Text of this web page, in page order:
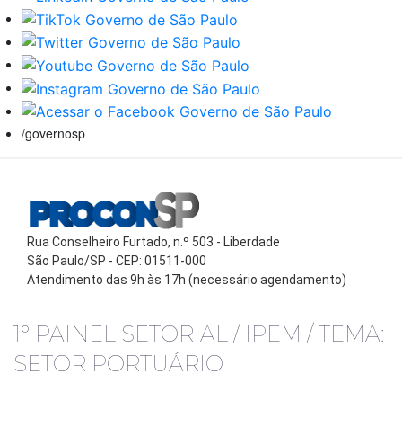
/governosp
Rua Conselheiro Furtado, n.º 503 - Liberdade
São Paulo/SP - CEP: 01511-000
Atendimento das 9h às 17h (necessário agendamento)
1º PAINEL SETORIAL / IPEM / TEMA:
SETOR PORTUÁRIO